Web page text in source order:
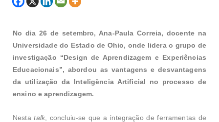
No dia 26 de setembro, Ana-Paula Correia, docente na
Universidade do Estado de Ohio, onde lidera o grupo de
investigação “Design de Aprendizagem e Experiências
Educacionais”, abordou as vantagens e desvantagens
da utilização da Inteligência Artificial no processo de
ensino e aprendizagem.
Nestatalk , concluiu-se que a integração de ferramentas de